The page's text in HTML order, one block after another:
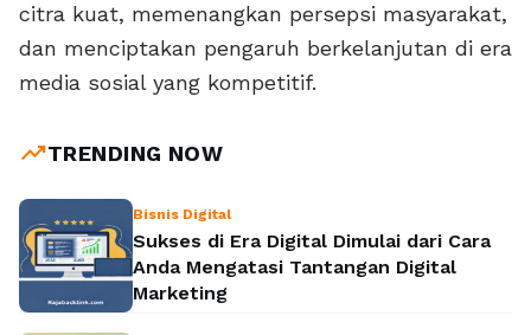
citra kuat, memenangkan persepsi masyarakat,
dan menciptakan pengaruh berkelanjutan di era
media sosial yang kompetitif.
trending_upTRENDING NOW
Bisnis Digital
Sukses di Era Digital Dimulai dari Cara
Anda Mengatasi Tantangan Digital
Marketing